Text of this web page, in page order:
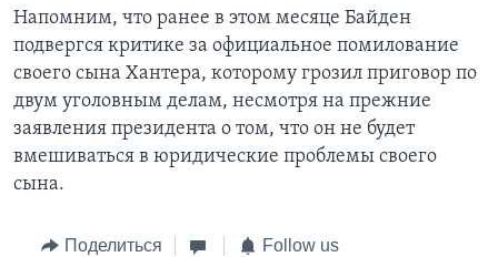
Напомним, что ранее в этом месяце Байден
подвергся критике за официальное помилование
своего сына Хантера, которому грозил приговор по
двум уголовным делам, несмотря на прежние
заявления президента о том, что он не будет
вмешиваться в юридические проблемы своего
сына.
Поделиться Follow us